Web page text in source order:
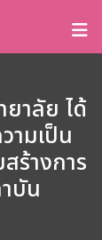
าลัย ได้
ามเป็น
ร้างการ
บัน